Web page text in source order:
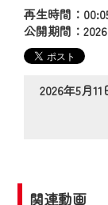
再生時間：
公開期間：
2026年5月
関連動画
【変更点】
◆デザイ
の動画コ
◆当社ア
でも・ど